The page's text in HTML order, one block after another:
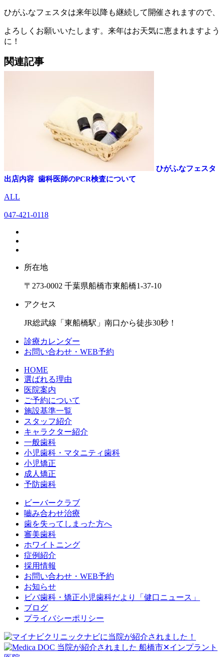
ひがふなフェスタは来年以降も継続して開催されますので、
よろしくお願いいたします。来年はお天気に恵まれますよう
に！
関連記事
ひがふなフェスタ
出店内容 歯科医師のPCR検査について
ALL
047-421-0118
所在地
〒273-0002 千葉県船橋市東船橋1-37-10
アクセス
JR総武線「東船橋駅」南口から徒歩30秒！
診療カレンダー
お問い合わせ・WEB予約
HOME
選ばれる理由
医院案内
ご予約について
施設基準一覧
スタッフ紹介
キャラクター紹介
一般歯科
小児歯科・マタニティ歯科
小児矯正
成人矯正
予防歯科
ビーバークラブ
嚙み合わせ治療
歯を失ってしまった方へ
審美歯科
ホワイトニング
症例紹介
採用情報
お問い合わせ・WEB予約
お知らせ
ビバ歯科・矯正小児歯科だより「健口ニュース」
ブログ
プライバシーポリシー